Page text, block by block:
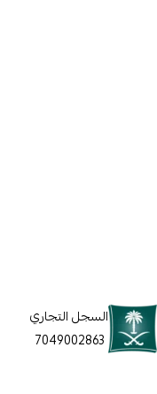
السجل التجاري
7049002863